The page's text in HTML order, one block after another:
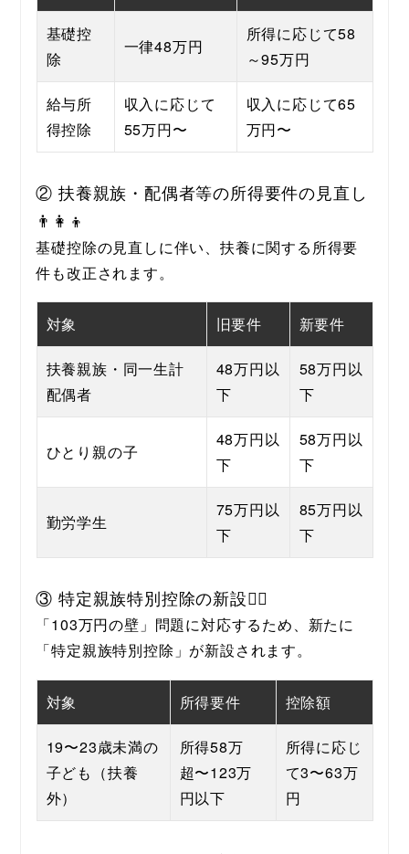
基礎控
除
一律48万円
所得に応じて58
～95万円
給与所
得控除
収入に応じて
55万円〜
収入に応じて65
万円〜
② 扶養親族・配偶者等の所得要件の見直し
👨‍👩‍👦
基礎控除の見直しに伴い、扶養に関する所得要
件も改正されます。
対象 旧要件 新要件
扶養親族・同一生計
配偶者
48万円以
下
58万円以
下
ひとり親の子
48万円以
下
58万円以
下
勤労学生
75万円以
下
85万円以
下
③ 特定親族特別控除の新設👱‍♀️
「103万円の壁」問題に対応するため、新たに
「特定親族特別控除」が新設されます。
対象 所得要件 控除額
19〜23歳未満の
子ども（扶養
外）
所得58万
超〜123万
円以下
所得に応じ
て3〜63万
円